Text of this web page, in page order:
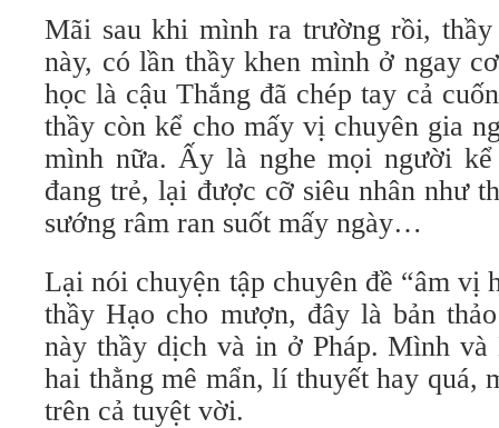
Mãi sau khi mình ra trường rồi,
này, có lần thầy khen mình ở ngay
học là cậu Thắng đã chép tay cả
thầy còn kể cho mấy vị chuyên gia
mình nữa. Ấy là nghe mọi người
đang trẻ, lại được cỡ siêu nhân như
sướng râm ran suốt mấy ngày…
Lại nói chuyện tập chuyên đề “âm vị
thầy Hạo cho mượn, đây là bản
này thầy dịch và in ở Pháp. Mình và
hai thằng mê mẩn, lí thuyết hay quá,
trên cả tuyệt vời.